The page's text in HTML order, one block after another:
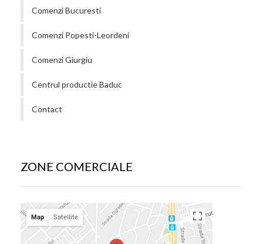
Comenzi Bucuresti
Comenzi Popesti-Leordeni
Comenzi Giurgiu
Centrul productie Baduc
Contact
ZONE COMERCIALE